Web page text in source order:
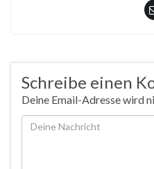
Schreibe einen
Deine Email-Adresse wird